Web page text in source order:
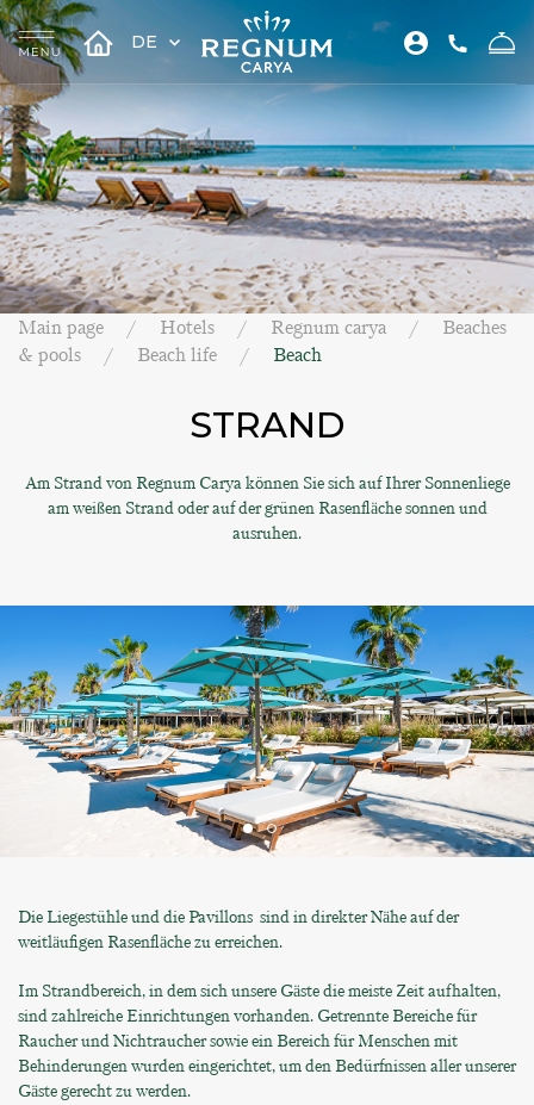
DE
Main page Hotels Regnum carya
Beaches
& pools
Beach life Beach
STRAND
Am Strand von Regnum Carya können Sie sich auf Ihrer Sonnenliege
am weißen Strand oder auf der grünen Rasenfläche sonnen und
ausruhen.
Die Liegestühle und die Pavillons sind in direkter Nähe auf der
weitläufigen Rasenfläche zu erreichen.
Im Strandbereich, in dem sich unsere Gäste die meiste Zeit aufhalten,
sind zahlreiche Einrichtungen vorhanden. Getrennte Bereiche für
Raucher und Nichtraucher sowie ein Bereich für Menschen mit
Behinderungen wurden eingerichtet, um den Bedürfnissen aller unserer
Gäste gerecht zu werden.